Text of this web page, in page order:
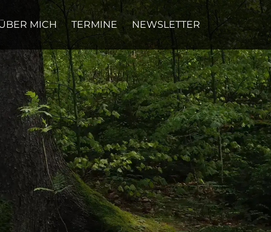
MICH TERMINE NEWSLETTER